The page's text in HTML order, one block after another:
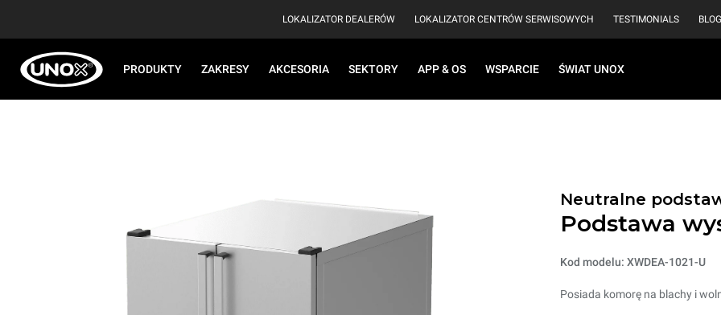
LOKALIZATOR DEALERÓW LOKALIZATOR CENTRÓW SERWISOWYCH TESTIMONIALS BLOG
PRODUKTY ZAKRESY AKCESORIA SEKTORY APP & OS WSPARCIE ŚWIAT UNOX
Neutralne
Podstawa
Kod modelu: XWDEA-1021-U
Posiada komorę na blachy i